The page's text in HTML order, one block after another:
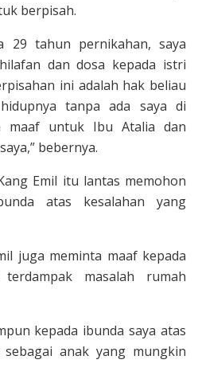
berpisah.
29 tahun pernikahan, saya
dan dosa kepada istri
ini adalah hak beliau
tanpa ada saya di
maaf untuk Ibu Atalia dan
bebernya.
Emil itu lantas memohon
atas kesalahan yang
juga meminta maaf kepada
masalah rumah
kepada ibunda saya atas
anak yang mungkin